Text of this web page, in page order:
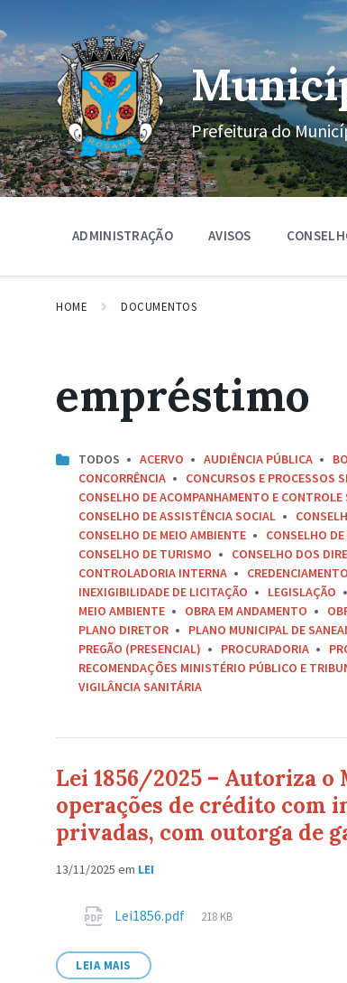
o
conteúdo
a
navegação
principal
o
rodapé
Prefeitura do
ADMINISTRAÇÃO AVISOS
HOME DOCUMENTOS
empréstimo
TODOS ACERVO AUDIÊNCIA PÚBLICA
CONCORRÊNCIA
CONCURSOS E PROCESSOS
CONSELHO DE ACOMPANHAMENTO E
CONSELHO DE ASSISTÊNCIA SOCIAL
CONSELHO DE MEIO AMBIENTE
CONSELHO
CONSELHO DE TURISMO
CONSELHO DOS
CONTROLADORIA INTERNA
CREDENCIAMENTO
INEXIGIBILIDADE DE LICITAÇÃO
LEGISLAÇÃO
MEIO AMBIENTE
OBRA EM ANDAMENTO
PLANO DIRETOR
PLANO MUNICIPAL DE
PREGÃO (PRESENCIAL)
PROCURADORIA
RECOMENDAÇÕES MINISTÉRIO PÚBLICO E
VIGILÂNCIA SANITÁRIA
Lei 1856/2025 – Autoriza
operações de crédito com
privadas, com outorga de
13/11/2025 em LEI
AnexosLei1856.pdf
Tamanho
218 KB
LEIA MAIS